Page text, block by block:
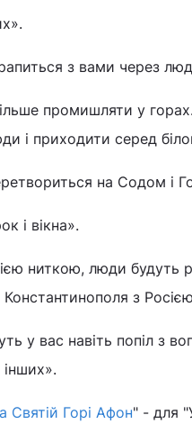
з вами через
промишляти у
і приходити серед
на Содом і
і вікна».
ниткою, люди будуть
з
у вас навіть попіл з
Святій Горі Афон" - для